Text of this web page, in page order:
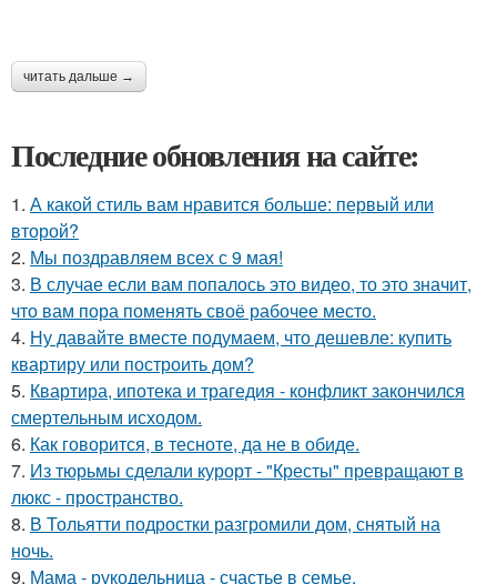
читать дальше →
Последние обновления на сайте:
1. А какой стиль вам нравится больше: первый или
второй?
2. Мы поздравляем всех с 9 мая!
3. В случае если вам попалось это видео, то это значит,
что вам пора поменять своё рабочее место.
4. Ну давайте вместе подумаем, что дешевле: купить
квартиру или построить дом?
5. Квартира, ипотека и трагедия - конфликт закончился
смертельным исходом.
6. Как говорится, в тесноте, да не в обиде.
7. Из тюрьмы сделали курорт - "Кресты" превращают в
люкс - пространство.
8. В Тольятти подростки разгромили дом, снятый на
ночь.
9. Мама - рукодельница - счастье в семье.